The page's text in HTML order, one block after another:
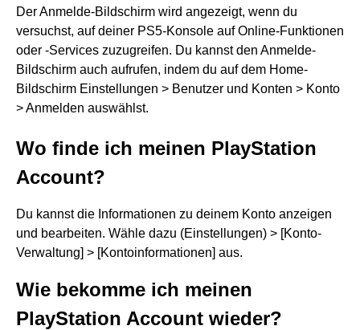
Der Anmelde-Bildschirm wird angezeigt, wenn du
versuchst, auf deiner PS5-Konsole auf Online-Funktionen
oder -Services zuzugreifen. Du kannst den Anmelde-
Bildschirm auch aufrufen, indem du auf dem Home-
Bildschirm Einstellungen > Benutzer und Konten > Konto
> Anmelden auswählst.
Wo finde ich meinen PlayStation
Account?
Du kannst die Informationen zu deinem Konto anzeigen
und bearbeiten. Wähle dazu (Einstellungen) > [Konto-
Verwaltung] > [Kontoinformationen] aus.
Wie bekomme ich meinen
PlayStation Account wieder?